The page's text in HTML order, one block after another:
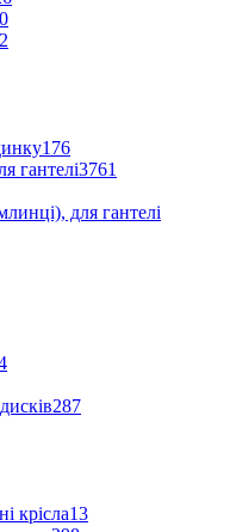
176
гантелі3761
для гантелі
287
крісла13